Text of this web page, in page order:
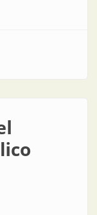
historia de su